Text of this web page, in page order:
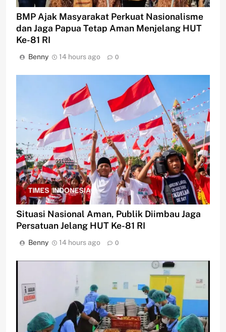
BMP Ajak Masyarakat Perkuat Nasionalisme
dan Jaga Papua Tetap Aman Menjelang HUT
Ke-81 RI
Benny 14 hours ago 0
Situasi Nasional Aman, Publik Diimbau Jaga
Persatuan Jelang HUT Ke-81 RI
Benny 14 hours ago 0